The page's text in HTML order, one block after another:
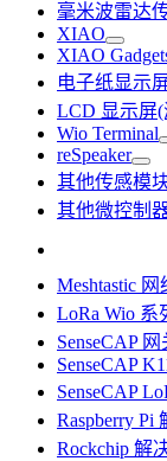
毫米波雷达
XIAO
XIAO
电子纸显示
LCD 显示屏
Wio Terminal
reSpeaker
其他传感模
其他微控制
Meshtastic 网
LoRa Wio 系
SenseCAP 网
SenseCAP
SenseCAP
Raspberry Pi
Rockchip 解